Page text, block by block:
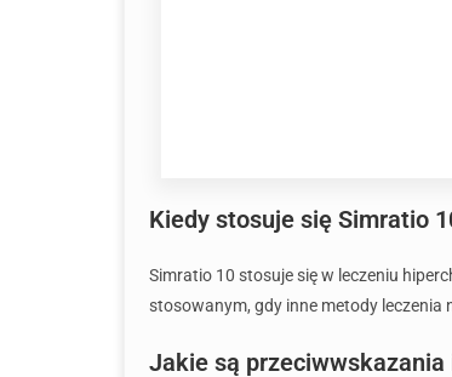
Kiedy stosuje się Simratio
Simratio 10 stosuje się w leczeniu
stosowanym, gdy inne metody
Jakie są